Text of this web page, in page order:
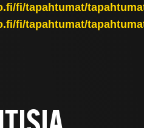
fi/tapahtumat/
fi/tapahtumat/